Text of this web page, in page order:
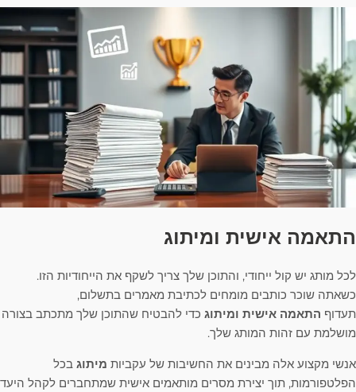
התאמה אישית ומיתוג
לכל מותג יש קול ייחודי, והתוכן שלך צריך לשקף את הייחודיות הזו.
כשאתה שוכר כותבים מומחים לכתיבת מאמרים בתשלום,
תעדוף התאמה אישית ומיתוג כדי להבטיח שהתוכן שלך מתכתב בצורה
מושלמת עם זהות המותג שלך.
אנשי מקצוע אלה מבינים את החשיבות של עקביות מיתוג בכל
הפלטפורמות, תוך יצירת מסרים מותאמים אישית שמתחברים לקהל היעד